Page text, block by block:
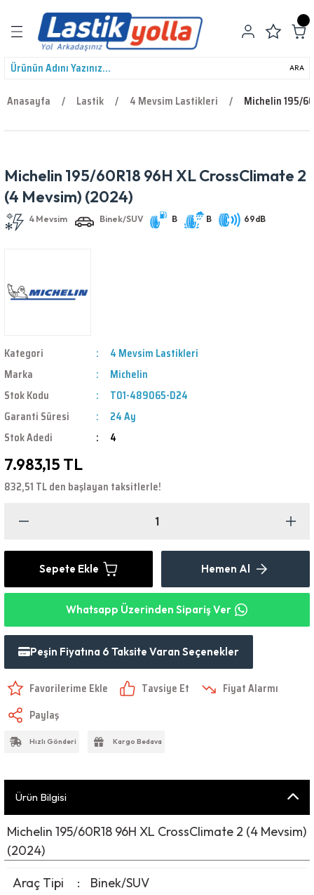
Geri Dön
ARA
Anasayfa Lastik 4 Mevsim Lastikleri Michelin 195/
Michelin 195/60R18 96H XL CrossClimate 2
(4 Mevsim) (2024)
4 Mevsim Binek/SUV B B 69dB
Kategori
4 Mevsim Lastikleri
Marka
Michelin
Stok Kodu
T01-489065-D24
Garanti Süresi
24 Ay
Stok Adedi
4
7.983,15 TL
832,51 TL den başlayan taksitlerle!
Sepete Ekle Hemen Al
Whatsapp Üzerinden Sipariş Ver
Peşin Fiyatına 6 Taksite Varan Seçenekler
Tavsiye Et
Fiyat Alarmı
Paylaş
Hızlı Gönderi Kargo Bedava
Ürün Bilgisi
Michelin 195/60R18 96H XL CrossClimate 2 (4 Mevsim)
(2024)
Araç Tipi
:
Binek/SUV